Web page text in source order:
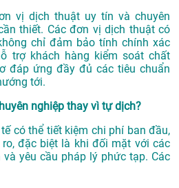
vị dịch thuật uy tín và chuyên
thiết. Các đơn vị dịch thuật có
chỉ đảm bảo tính chính xác
trợ khách hàng kiểm soát chất
đáp ứng đầy đủ các tiêu chuẩn
tới.
nghiệp thay vì tự dịch?
có thể tiết kiệm chi phí ban đầu,
đặc biệt là khi đối mặt với các
yêu cầu pháp lý phức tạp. Các